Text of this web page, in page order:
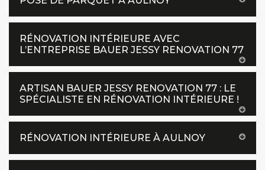
RÉNOVATION INTÉRIEURE AVEC
L’ENTREPRISE BAUER JESSY RENOVATION 77
ARTISAN BAUER JESSY RENOVATION 77 : LE
SPÉCIALISTE EN RÉNOVATION INTÉRIEURE !
RÉNOVATION INTÉRIEURE À AULNOY